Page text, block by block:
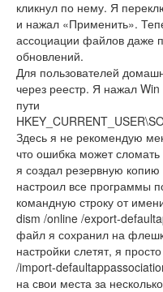
кликнул по нему. Я
и нажал «Применить».
ассоциации файлов даже
обновлений.
Для пользователей
через реестр. Я нажал
пути
Здесь я не рекомендую
что ошибка может сломать
я создал резервную копию
настроил все программы
командную строку от
dism /online /export-
файл я сохранил на
настройки слетят, я
/import-
на свои места за